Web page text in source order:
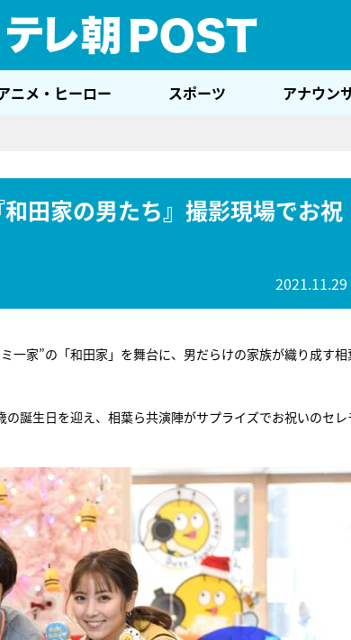
ニメ・ヒーロー スポーツ アナウン
田家の男たち』撮影現場でお祝
2021.11.29
一家”の「和田家」を舞台に、男だらけの家族が織り成す相
誕生日を迎え、相葉ら共演陣がサプライズでお祝いのセレ
E齋藤樹愛羅＆佐々木舞香
ビュー